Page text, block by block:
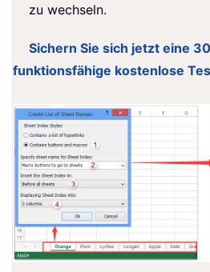
zu wechseln.
Sichern Sie sich jetzt eine
funktionsfähige kostenlose